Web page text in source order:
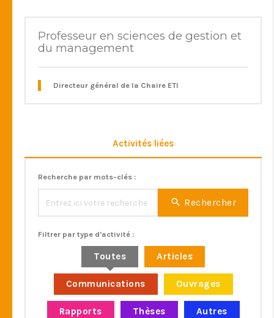
Professeur en sciences de gestion et
du management
Directeur général de la Chaire ETI
Activités liées
Recherche par mots-clés :
Rechercher
Filtrer par type d'activité :
Toutes Articles
Communications Ouvrages
Rapports Thèses Autres